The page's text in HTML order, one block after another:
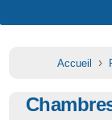
Accueil ›